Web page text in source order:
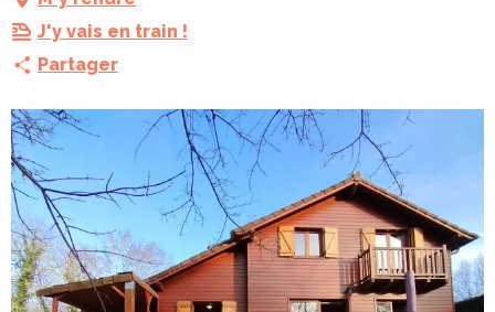
J'y vais en train !
Partager